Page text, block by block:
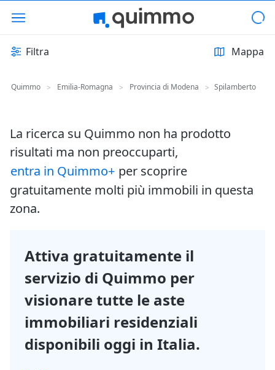
Filtra Mappa
Quimmo > Emilia-Romagna > Provincia di Modena > Spilamberto
La ricerca su Quimmo non ha prodotto
risultati ma non preoccuparti,
entra in Quimmo+ per scoprire
gratuitamente molti più immobili in questa
zona.
Attiva gratuitamente il
servizio di Quimmo per
visionare tutte le aste
immobiliari residenziali
disponibili oggi in Italia.